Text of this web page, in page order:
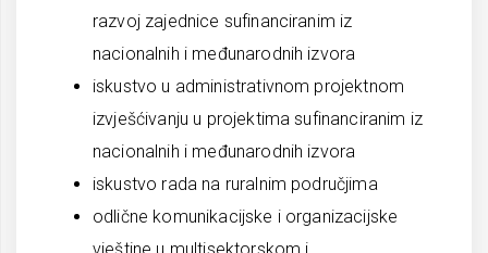
razvoj zajednice sufinanciranim iz
nacionalnih i međunarodnih izvora
iskustvo u administrativnom projektnom
izvješćivanju u projektima sufinanciranim iz
nacionalnih i međunarodnih izvora
iskustvo rada na ruralnim područjima
odlične komunikacijske i organizacijske